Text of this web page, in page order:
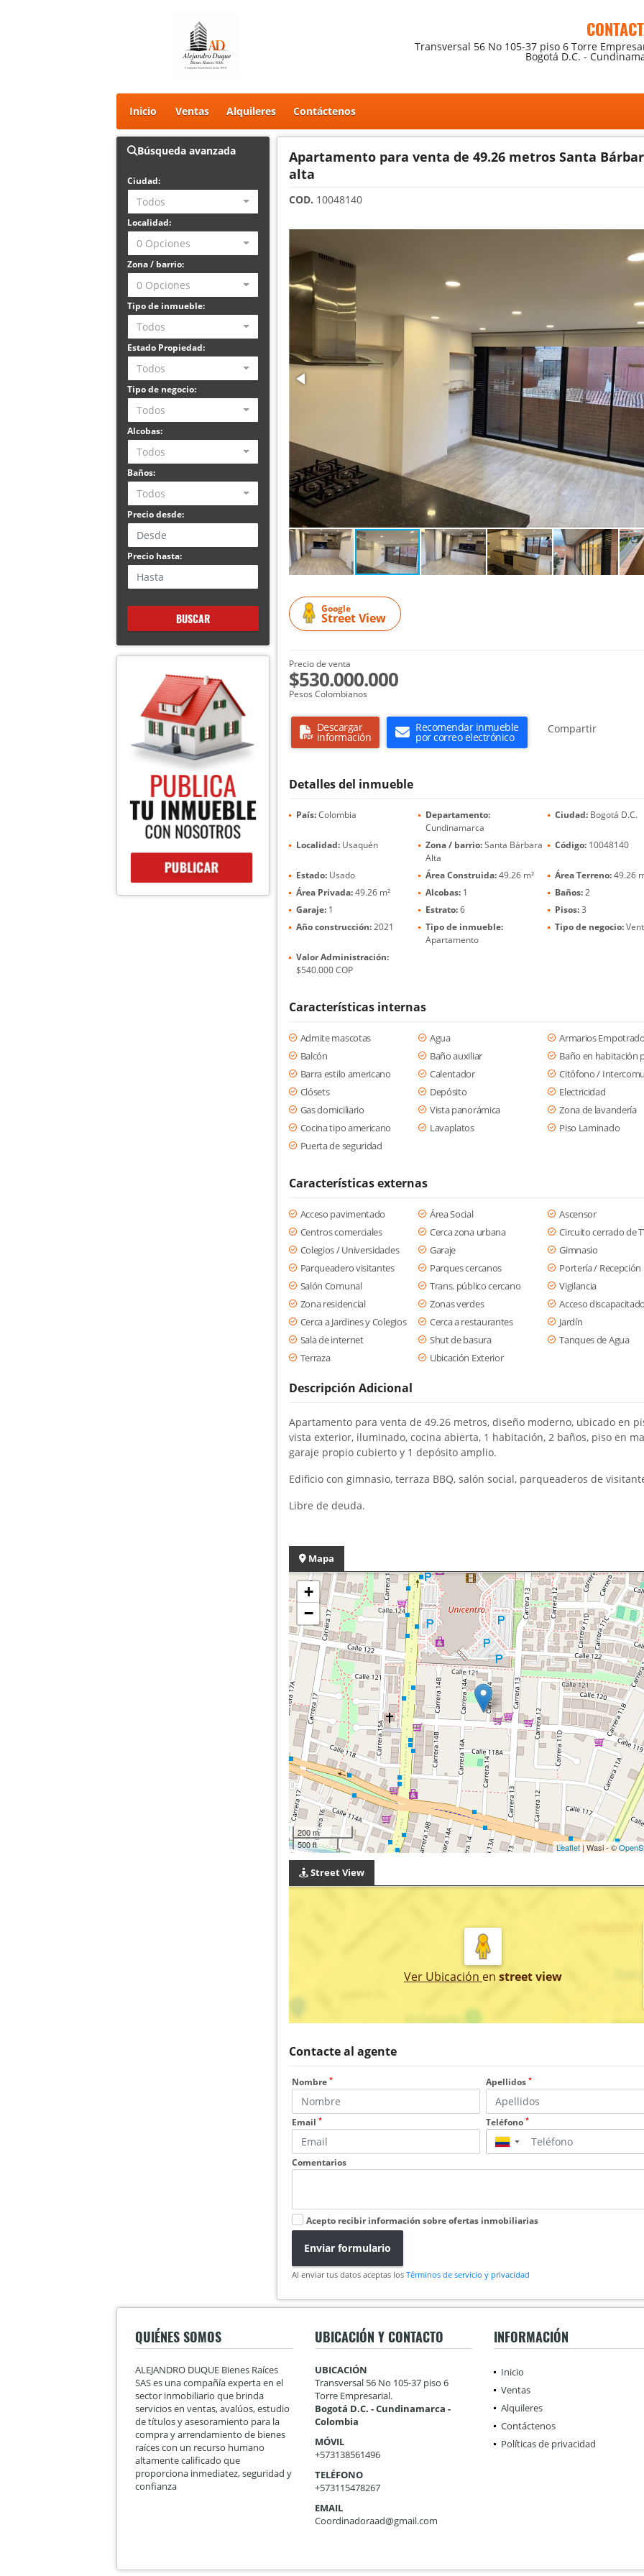
Transversal 56 No 105-37 piso 6 Torre
Bogotá D.C. -
Inicio Ventas Alquileres Contáctenos
Búsqueda avanzada
Ciudad:
Todos
Localidad:
0 Opciones
Zona / barrio:
0 Opciones
Tipo de inmueble:
Todos
Estado Propiedad:
Todos
Tipo de negocio:
Todos
Alcobas:
Todos
Baños:
Todos
Precio desde:
Precio hasta:
BUSCAR
Apartamento para venta de 49.26 metros Santa
alta
COD. 10048140
Google
Street View
Precio de venta
$530.000.000
Pesos Colombianos
Descargar
información
Recomendar inmueble
por correo electrónico
Compartir
Detalles del inmueble
País:Colombia
Departamento:
Cundinamarca
Ciudad: Bogotá D.C.
Localidad:Usaquén Zona / barrio:Santa Bárbara
Alta
Código: 10048140
Estado:Usado Área Construida:49.26 m² Área Terreno:49.26
Área Privada:49.26 m² Alcobas:1 Baños:2
Garaje:1 Estrato:6 Pisos:3
Año construcción:2021
Tipo de inmueble:
Apartamento
Tipo de negocio:
Valor Administración:
$540.000 COP
Características internas
Admite mascotas Agua
Armarios
Balcón
Baño auxiliar
Baño en habitación
Barra estilo americano
Calentador
Citófono /
Clósets
Depósito
Electricidad
Gas domiciliario
Vista panorámica
Zona de lavandería
Cocina tipo americano
Lavaplatos
Piso Laminado
Puerta de seguridad
Características externas
Acceso pavimentado Área Social
Ascensor
Centros comerciales
Cerca zona urbana
Circuito cerrado de
Colegios / Universidades
Garaje
Gimnasio
Parqueadero visitantes
Parques cercanos
Portería / Recepción
Salón Comunal
Trans. público cercano
Vigilancia
Zona residencial
Zonas verdes
Acceso
Cerca a Jardines y Colegios
Cerca a restaurantes
Jardín
Sala de internet
Shut de basura
Tanques de Agua
Terraza
Ubicación Exterior
Descripción Adicional
Apartamento para venta de 49.26 metros, diseño moderno, ubicado en
vista exterior, iluminado, cocina abierta, 1 habitación, 2 baños, piso en
garaje propio cubierto y 1 depósito amplio.
Edificio con gimnasio, terraza BBQ, salón social, parqueaderos de
Libre de deuda.
Mapa
+
−
200 m
500 ft
Leaflet| Wasi - ©
Street View
Ver Ubicación en street view
Contacte al agente
Nombre * Apellidos *
Email * Teléfono *
▼
Comentarios
Acepto recibir información sobre ofertas inmobiliarias
Enviar formulario
Al enviar tus datos aceptas los Términos de servicio y privacidad
QUIÉNES SOMOS
ALEJANDRO DUQUE Bienes Raíces
SAS es una compañía experta en el
sector inmobiliario que brinda
servicios en ventas, avalúos, estudio
de títulos y asesoramiento para la
compra y arrendamiento de bienes
raíces con un recurso humano
altamente calificado que
proporciona inmediatez, seguridad y
confianza
UBICACIÓN Y CONTACTO
UBICACIÓN
Transversal 56 No 105-37 piso 6
Torre Empresarial.
Bogotá D.C. - Cundinamarca -
Colombia
MÓVIL
+573138561496
TELÉFONO
+573115478267
EMAIL
Coordinadoraad@gmail.com
INFORMACIÓN
Inicio
Ventas
Alquileres
Contáctenos
Políticas de privacidad